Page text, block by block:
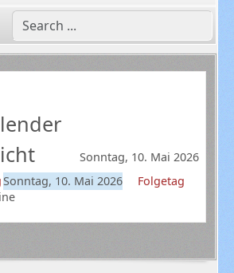
Sonntag, 10. Mai 2026
Sonntag, 10. Mai 2026
Folgetag